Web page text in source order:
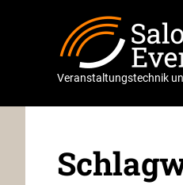
Veranstaltungstechnik